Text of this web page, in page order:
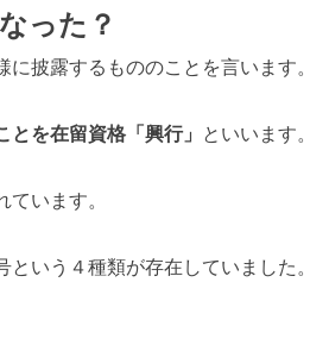
った？
披露するもののことを言います。
を在留資格「興行」 といいます。
います。
いう４種類が存在していました。